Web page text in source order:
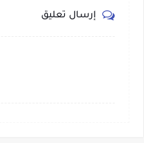
إرسال تعليق